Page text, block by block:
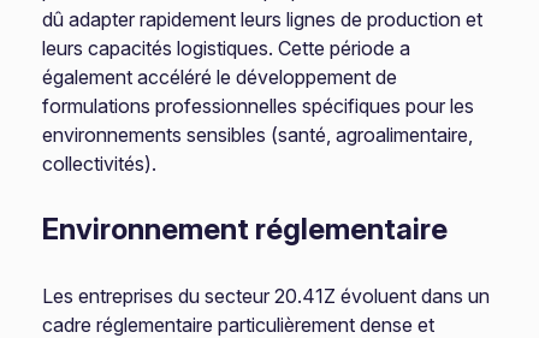
dû adapter rapidement leurs lignes de production et
leurs capacités logistiques. Cette période a
également accéléré le développement de
formulations professionnelles spécifiques pour les
environnements sensibles (santé, agroalimentaire,
collectivités).
Environnement réglementaire
Les entreprises du secteur 20.41Z évoluent dans un
cadre réglementaire particulièrement dense et